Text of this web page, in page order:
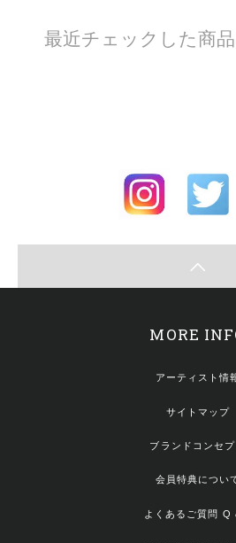
最近チェックした商
MORE
アーティスト情
サイトマップ
ブランドコンセプ
会員特典につい
よくあるご質問 Q